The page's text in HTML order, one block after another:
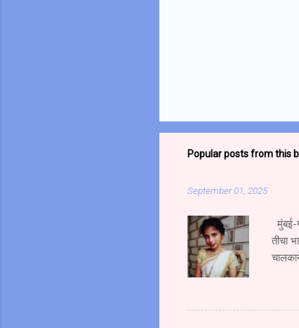
Popular posts from this
September 01, 2025
मुंबई-
तीचा
एसटी